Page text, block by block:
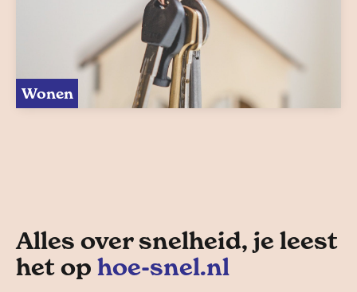
Wonen
Alles over snelheid, je leest
het op hoe-snel.nl